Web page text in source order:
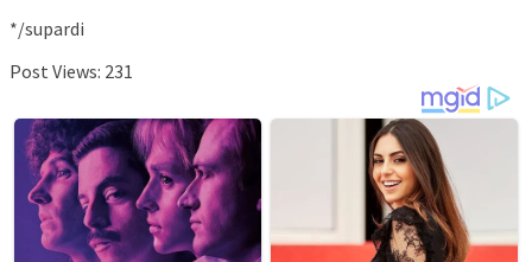
*/supardi
Post Views: 231